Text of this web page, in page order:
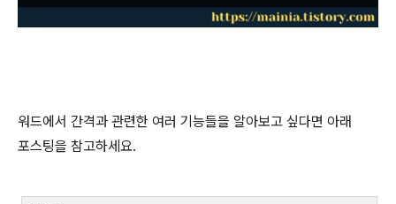
워드에서 간격과 관련한 여러 기능들을 알아보고 싶다면 아래
포스팅을 참고하세요.